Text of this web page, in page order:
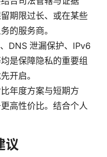
期限过长、或在某些
的服务商。
DNS 泄漏保护、IPv6
是保障隐私的重要组
开启。
年度方案与短期方
高性价比。结合个人
议